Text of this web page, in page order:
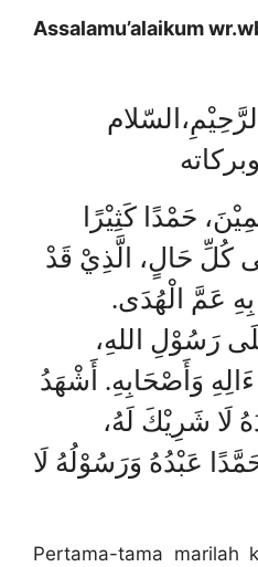
Assalamu’alaikum
حَمْدًا كَثِيْرًا
كُلِّ حَالٍ، الَّذِيْ قَدْ
بِهِ عَمَّ الْهُدَى.
رَسُوْلِ اللهِ،
وَأَصْحَابِهِ. أَشْهَدُ
لَا شَرِيْكَ لَهُ،
عَبْدُهُ وَرَسُوْلُهُ لَا
Pertama-tama marilah